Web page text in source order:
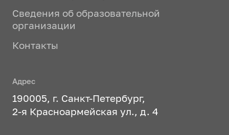
Сведения об образовательной
организации
Контакты
Адрес
190005, г. Санкт-Петербург,
2-я Красноармейская ул., д. 4